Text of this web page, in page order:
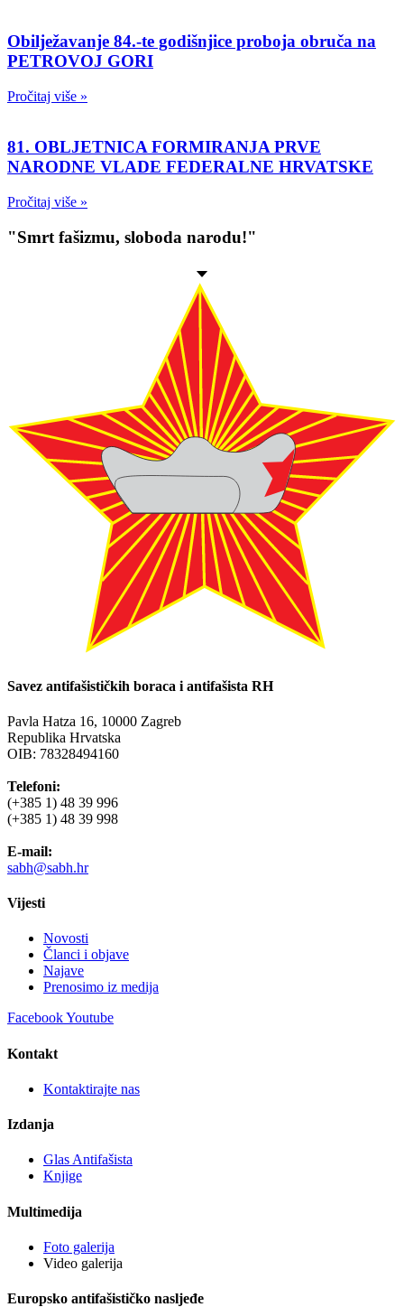
Obilježavanje 84.-te godišnjice proboja obruča na
PETROVOJ GORI
Pročitaj više »
81. OBLJETNICA FORMIRANJA PRVE
NARODNE VLADE FEDERALNE HRVATSKE
Pročitaj više »
"Smrt fašizmu, sloboda narodu!"
Savez antifašističkih boraca i antifašista RH
Pavla Hatza 16, 10000 Zagreb
Republika Hrvatska
OIB: 78328494160
Telefoni:
(+385 1) 48 39 996
(+385 1) 48 39 998
E-mail:
sabh@sabh.hr
Vijesti
Novosti
Članci i objave
Najave
Prenosimo iz medija
FacebookYoutube
Kontakt
Kontaktirajte nas
Izdanja
Glas Antifašista
Knjige
Multimedija
Foto galerija
Video galerija
Europsko antifašističko nasljeđe